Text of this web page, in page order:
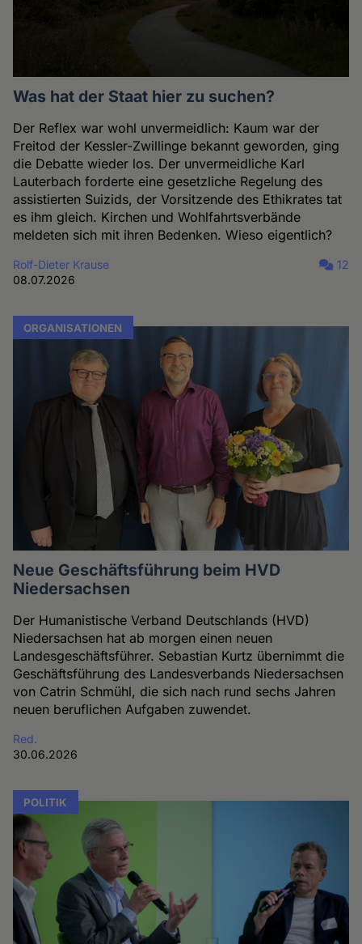
Was hat der Staat hier zu suchen?
Der Reflex war wohl unvermeidlich: Kaum war der
Freitod der Kessler-Zwillinge bekannt geworden, ging
die Debatte wieder los. Der unvermeidliche Karl
Lauterbach forderte eine gesetzliche Regelung des
assistierten Suizids, der Vorsitzende des Ethikrates tat
es ihm gleich. Kirchen und Wohlfahrtsverbände
meldeten sich mit ihren Bedenken. Wieso eigentlich?
Rolf-Dieter Krause
08.07.2026
12
ORGANISATIONEN
Neue Geschäftsführung beim HVD
Niedersachsen
Der Humanistische Verband Deutschlands (HVD)
Niedersachsen hat ab morgen einen neuen
Landesgeschäftsführer. Sebastian Kurtz übernimmt die
Geschäftsführung des Landesverbands Niedersachsen
von Catrin Schmühl, die sich nach rund sechs Jahren
neuen beruflichen Aufgaben zuwendet.
Red.
30.06.2026
POLITIK